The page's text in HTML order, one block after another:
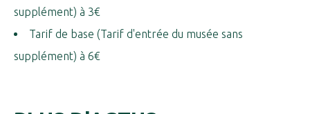
supplément) à 3€
Tarif de base (Tarif d'entrée du musée sans
supplément) à 6€